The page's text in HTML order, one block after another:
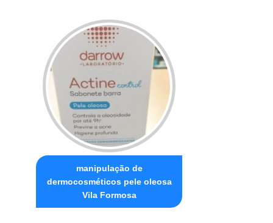
manipulação de
dermocosméticos pele oleosa
Vila Formosa